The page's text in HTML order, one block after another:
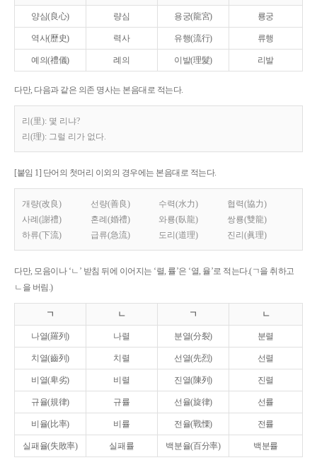
양심(良心) 량심 용궁(龍宮) 룡궁
역사(歷史) 력사 유행(流行) 류행
예의(禮儀) 례의 이발(理髮) 리발
다만, 다음과 같은 의존 명사는 본음대로 적는다.
리(里): 몇 리냐?
리(理): 그럴 리가 없다.
[붙임 1] 단어의 첫머리 이외의 경우에는 본음대로 적는다.
개량(改良) 선량(善良) 수력(水力)
협력(協力)
사례(謝禮)
혼례(婚禮) 와룡(臥龍)
쌍룡(雙龍)
하류(下流)
급류(急流) 도리(道理) 진리(眞理)
다만, 모음이나 ‘ㄴ’ 받침 뒤에 이어지는 ‘렬, 률’은 ‘열, 율’로 적는다.(ㄱ을 취하고
ㄴ을 버림.)
ㄱ ㄴ ㄱ ㄴ
나열(羅列) 나렬 분열(分裂) 분렬
치열(齒列) 치렬 선열(先烈) 선렬
비열(卑劣) 비렬 진열(陳列) 진렬
규율(規律) 규률 선율(旋律) 선률
비율(比率) 비률 전율(戰慄) 전률
실패율(失敗率) 실패률 백분율(百分率) 백분률